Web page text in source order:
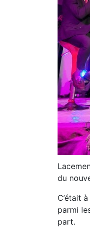
du
C’était
parmi
part.